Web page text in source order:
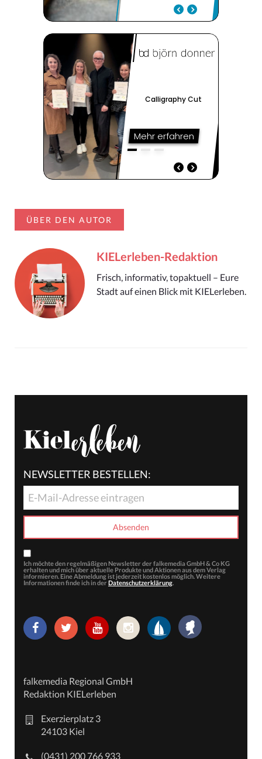
ÜBER DEN AUTOR
KIELerleben-Redaktion
Frisch, informativ, topaktuell – Eure
Stadt auf einen Blick mit KIELerleben.
NEWSLETTER BESTELLEN:
Ich möchte den regelmäßigen Newsletter der falkemedia GmbH & Co KG
erhalten und mich über aktuelle Produkte und Aktionen aus dem Verlag
informieren. Eine Abmeldung ist jederzeit kostenlos möglich. Weitere
Informationen finde ich in der Datenschutzerklärung.
falkemedia Regional GmbH
Redaktion KIELerleben
Exerzierplatz 3
24103 Kiel
(0431) 200 766 933